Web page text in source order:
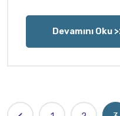
Devamını Oku